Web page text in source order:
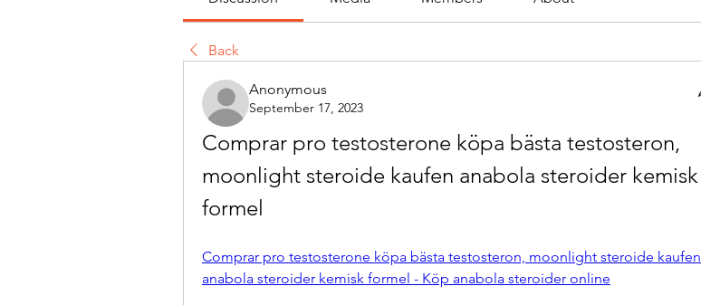
Back
Anonymous
September 17, 2023
Comprar pro testosterone köpa bästa testosteron,
moonlight steroide kaufen anabola steroider kemisk
formel
Comprar pro testosterone köpa bästa testosteron, moonlight steroide kaufen
anabola steroider kemisk formel - Köp anabola steroider online